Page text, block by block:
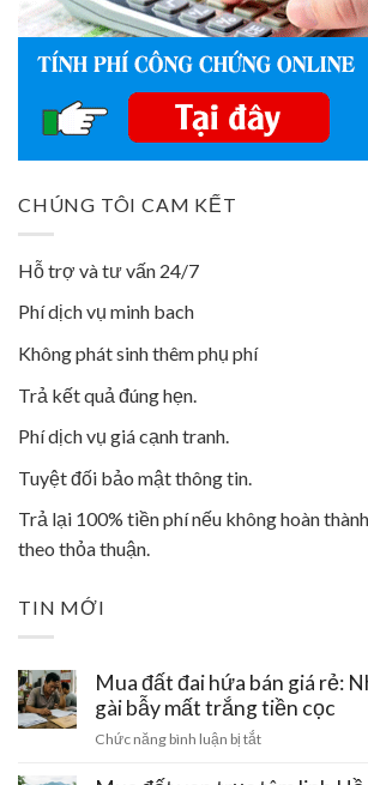
CHÚNG TÔI CAM KẾT
Hỗ trợ và tư vấn 24/7
Phí dịch vụ minh bach
Không phát sinh thêm phụ phí
Trả kết quả đúng hẹn.
Phí dịch vụ giá cạnh tranh.
Tuyệt đối bảo mật thông tin.
Trả lại 100% tiền phí nếu không hoàn
theo thỏa thuận.
TIN MỚI
Mua đất đai hứa bán giá rẻ:
gài bẫy mất trắng tiền cọc
Chức năng bình luận bị tắtở